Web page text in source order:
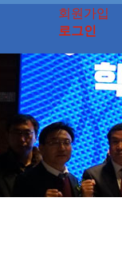
회원가입
로그인